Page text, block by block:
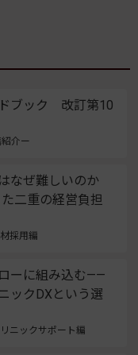
ブック 改訂第10
介ー
なぜ難しいのか
二重の経営負担
採用編
ーに組み込む——
ックDXという選
ニックサポート編